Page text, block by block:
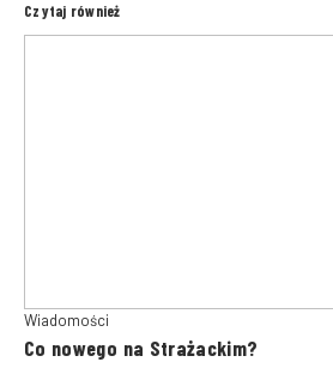
Czytaj również
Wiadomości
Co nowego na Strażackim?